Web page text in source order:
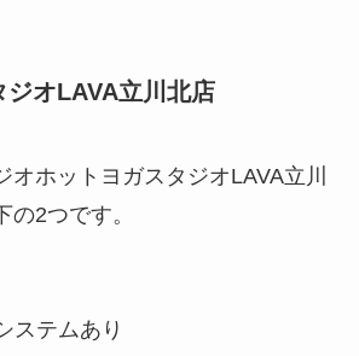
オLAVA立川北店
オホットヨガスタジオLAVA立川
2つです。
ステムあり